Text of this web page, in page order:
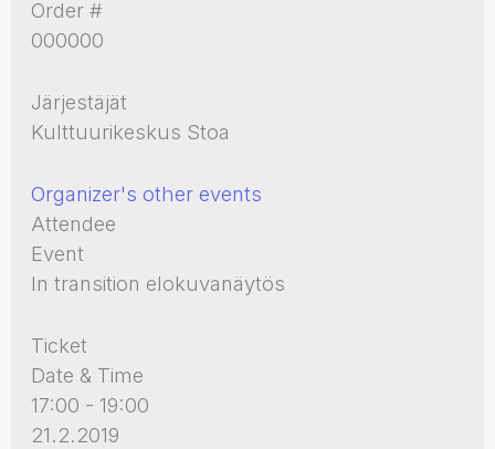
Order #
000000
Järjestäjät
Kulttuurikeskus Stoa
Organizer's other events
Attendee
Event
In transition elokuvanäytös
Ticket
Date & Time
17:00 - 19:00
21.2.2019